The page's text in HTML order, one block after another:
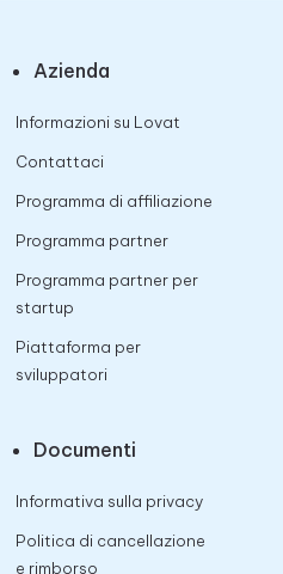
Azienda
Informazioni su Lovat
Contattaci
Programma di affiliazione
Programma partner
Programma partner per
startup
Piattaforma per
sviluppatori
Documenti
Informativa sulla privacy
Politica di cancellazione
e rimborso